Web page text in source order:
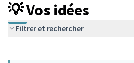
💡 Vos idées
Filtrer et rechercher